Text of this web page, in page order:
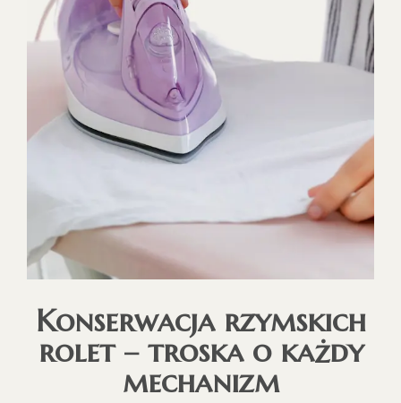
Konserwacja rzymskich
rolet – troska o każdy
mechanizm